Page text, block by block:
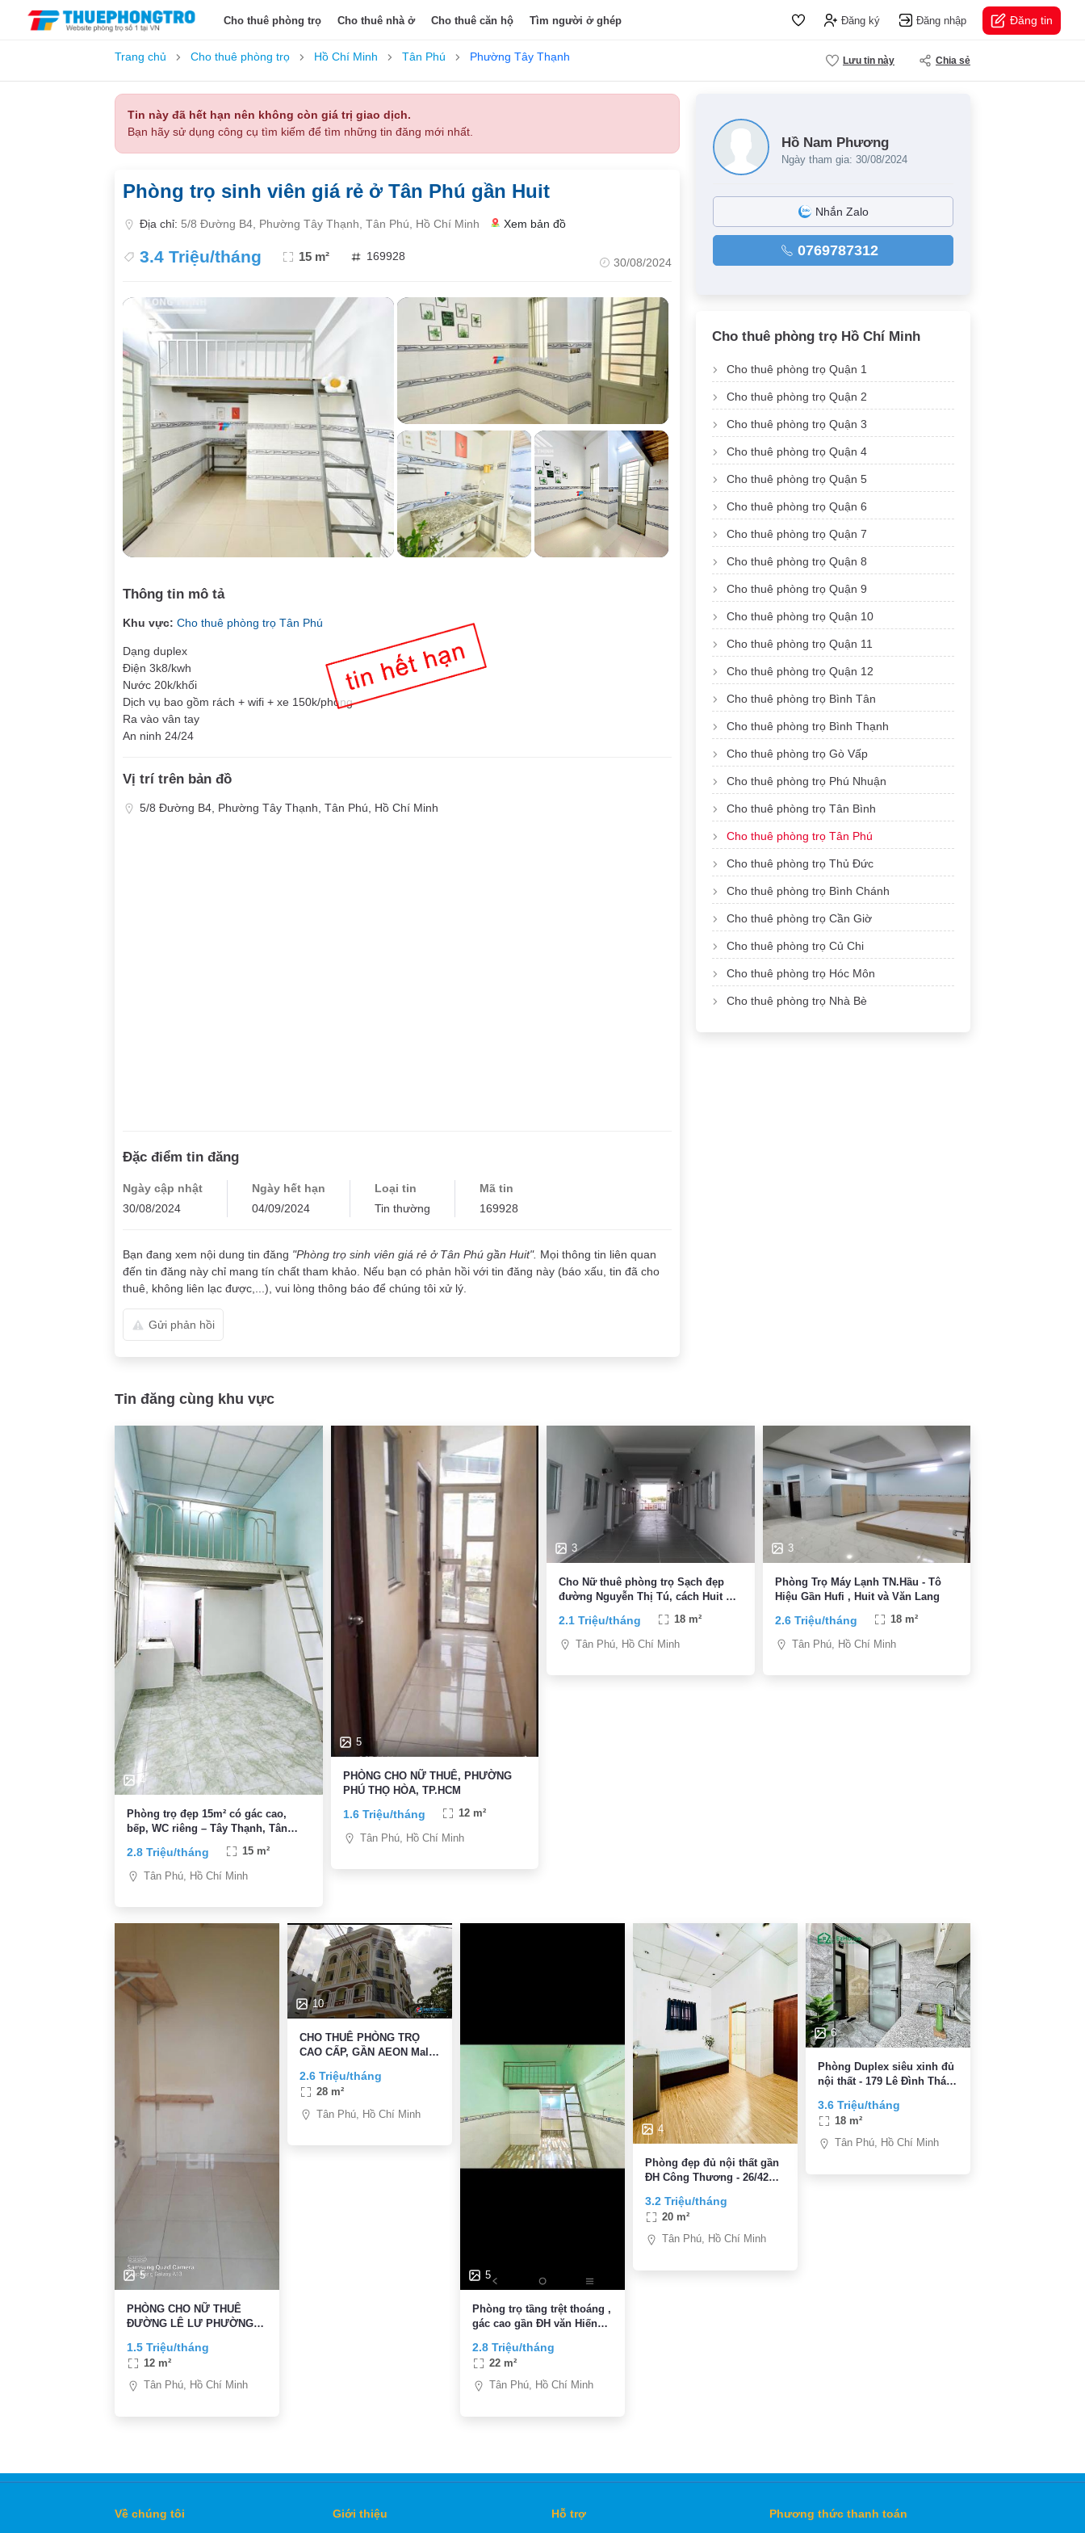
Cho thuê phòng trọ Cho thuê nhà ở Cho thuê căn hộ Tìm người ở ghép Đăng ký Đăng nhập Đăng tin
Trang chủ Cho thuê phòng trọ Hồ Chí Minh Tân Phú Phường Tây Thạnh Lưu tin này Chia sẻ
Tin này đã hết hạn nên không còn giá trị giao dịch.
Bạn hãy sử dụng công cụ tìm kiếm để tìm những tin đăng mới nhất.
Phòng trọ sinh viên giá rẻ ở Tân Phú gần Huit
Địa chỉ: 5/8 Đường B4, Phường Tây Thạnh, Tân Phú, Hồ Chí Minh Xem bản đồ
3.4 Triệu/tháng 15 m² 169928 30/08/2024
Thông tin mô tả
Khu vực: Cho thuê phòng trọ Tân Phú
Dạng duplex
Điện 3k8/kwh
Nước 20k/khối
Dịch vụ bao gồm rách + wifi + xe 150k/phòng
Ra vào vân tay
An ninh 24/24
Vị trí trên bản đồ
5/8 Đường B4, Phường Tây Thạnh, Tân Phú, Hồ Chí Minh
Đặc điểm tin đăng
Ngày cập nhật
30/08/2024
Ngày hết hạn
04/09/2024
Loại tin
Tin thường
Mã tin
169928
Bạn đang xem nội dung tin đăng "Phòng trọ sinh viên giá rẻ ở Tân Phú gần Huit". Mọi thông tin liên quan
đến tin đăng này chỉ mang tín chất tham khảo. Nếu bạn có phản hồi với tin đăng này (báo xấu, tin đã cho
thuê, không liên lạc được,...), vui lòng thông báo để chúng tôi xử lý.
Gửi phản hồi
Hồ Nam Phương
Ngày tham gia: 30/08/2024
Nhắn Zalo
0769787312
Cho thuê phòng trọ Hồ Chí Minh
Cho thuê phòng trọ Quận 1
Cho thuê phòng trọ Quận 2
Cho thuê phòng trọ Quận 3
Cho thuê phòng trọ Quận 4
Cho thuê phòng trọ Quận 5
Cho thuê phòng trọ Quận 6
Cho thuê phòng trọ Quận 7
Cho thuê phòng trọ Quận 8
Cho thuê phòng trọ Quận 9
Cho thuê phòng trọ Quận 10
Cho thuê phòng trọ Quận 11
Cho thuê phòng trọ Quận 12
Cho thuê phòng trọ Bình Tân
Cho thuê phòng trọ Bình Thạnh
Cho thuê phòng trọ Gò Vấp
Cho thuê phòng trọ Phú Nhuận
Cho thuê phòng trọ Tân Bình
Cho thuê phòng trọ Tân Phú
Cho thuê phòng trọ Thủ Đức
Cho thuê phòng trọ Bình Chánh
Cho thuê phòng trọ Cần Giờ
Cho thuê phòng trọ Củ Chi
Cho thuê phòng trọ Hóc Môn
Cho thuê phòng trọ Nhà Bè
Tin đăng cùng khu vực
4
Phòng trọ đẹp 15m² có gác cao,
bếp, WC riêng – Tây Thạnh, Tân
2.8 Triệu/tháng 15 m²
Tân Phú, Hồ Chí Minh
5
PHÒNG CHO NỮ THUÊ, PHƯỜNG
PHÚ THỌ HÒA, TP.HCM
1.6 Triệu/tháng 12 m²
Tân Phú, Hồ Chí Minh
3
Cho Nữ thuê phòng trọ Sạch đẹp
đường Nguyễn Thị Tú, cách Huit &
2.1 Triệu/tháng 18 m²
Tân Phú, Hồ Chí Minh
3
Phòng Trọ Máy Lạnh TN.Hầu - Tô
Hiệu Gần Hufi , Huit và Văn Lang
2.6 Triệu/tháng 18 m²
Tân Phú, Hồ Chí Minh
5
PHÒNG CHO NỮ THUÊ
ĐƯỜNG LÊ LƯ PHƯỜNG
PHÚ TP HCM
1.5 Triệu/tháng
12 m²
Tân Phú, Hồ Chí Minh
10
CHO THUÊ PHÒNG TRỌ
CAO CẤP, GẦN AEON Mall
2.6 Triệu/tháng
28 m²
Tân Phú, Hồ Chí Minh
5
Phòng trọ tầng trệt thoáng ,
gác cao gần ĐH văn Hiến
2.8 Triệu/tháng
22 m²
Tân Phú, Hồ Chí Minh
4
Phòng đẹp đủ nội thất gần
ĐH Công Thương - 26/42
3.2 Triệu/tháng
20 m²
Tân Phú, Hồ Chí Minh
6
Phòng Duplex siêu xinh đủ
nội thất - 179 Lê Đình Thám
Aeon Mall Tân Phú)
3.6 Triệu/tháng
18 m²
Tân Phú, Hồ Chí Minh
Về chúng tôi Giới thiệu Hỗ trợ Phương thức thanh toán